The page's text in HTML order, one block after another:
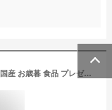
敬老の日 ギフト 海苔 お歳暮 歳暮 おせいぼ 国産 お歳暮 食品 プレゼント 有明海産 高級 のり ノリ やきのり 焼き海苔上質 【国内 送料無料】＜山本山＞「バラエティー海苔詰合せ」F-50N◆8切 老舗 東京 手土産 日本橋 法事|おつまみ 海苔 缶 お餅 おもち おせち 正月